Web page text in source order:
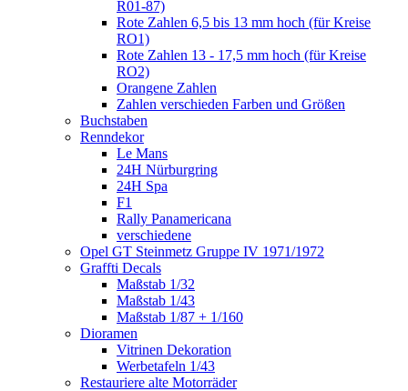
R01-87)
Rote Zahlen 6,5 bis 13 mm hoch (für Kreise
RO1)
Rote Zahlen 13 - 17,5 mm hoch (für Kreise
RO2)
Orangene Zahlen
Zahlen verschieden Farben und Größen
Buchstaben
Renndekor
Le Mans
24H Nürburgring
24H Spa
F1
Rally Panamericana
verschiedene
Opel GT Steinmetz Gruppe IV 1971/1972
Graffti Decals
Maßstab 1/32
Maßstab 1/43
Maßstab 1/87 + 1/160
Dioramen
Vitrinen Dekoration
Werbetafeln 1/43
Restauriere alte Motorräder